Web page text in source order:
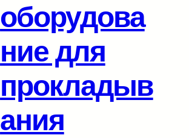
оборудова
ние для
прокладыв
ания